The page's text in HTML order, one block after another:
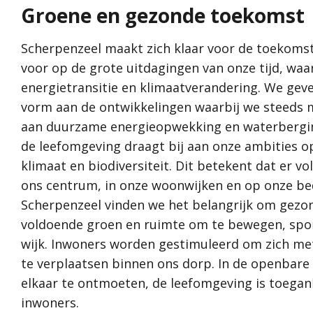
Samen met inwoners, ondernemers,
organisaties en werken wij aan een
samenleving waarin het goed wonen,
werken en recreëren is. Ons motto is: “Als
een initiatief past binnen de door de
gemeenteraad vastgestelde kaders, en er
is draagvlak in de samenleving, dan werkt
de gemeente Scherpenzeel graag mee
aan jouw initiatief!”
Wat is de omgevingsvisie?
Relatie met andere omgevingsvisies
Hoe werkt de website?
Rol van de gemeente
Contact
Groene en
Vitale en
Waarden
DNA van
Water als
Groene en gezonde toekomst
Scherpenzeel maakt zich klaar voor de
voor op de grote uitdagingen van onze tijd,
energietransitie en klimaatverandering. We
vorm aan de ontwikkelingen waarbij we steeds
aan duurzame energieopwekking en
de leefomgeving draagt bij aan onze ambities
klimaat en biodiversiteit. Dit betekent dat er
ons centrum, in onze woonwijken en op onze
Scherpenzeel vinden we het belangrijk om
voldoende groen en ruimte om te bewegen,
wijk. Inwoners worden gestimuleerd om zich
te verplaatsen binnen ons dorp. In de
elkaar te ontmoeten, de leefomgeving is
inwoners.